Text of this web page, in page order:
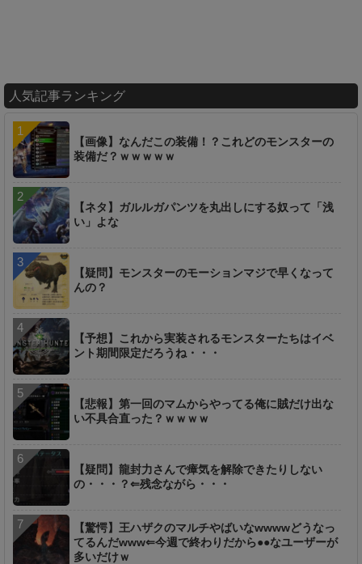
人気記事ランキング
【画像】なんだこの装備！？これどのモンスターの
装備だ？ｗｗｗｗｗ
【ネタ】ガルルガパンツを丸出しにする奴って「浅
い」よな
【疑問】モンスターのモーションマジで早くなって
んの？
【予想】これから実装されるモンスターたちはイベ
ント期間限定だろうね・・・
【悲報】第一回のマムからやってる俺に賊だけ出な
い不具合直った？ｗｗｗｗ
【疑問】龍封力さんで瘴気を解除できたりしない
の・・・？⇐残念ながら・・・
【驚愕】王ハザクのマルチやばいなwwwwどうなっ
てるんだwww⇐今週で終わりだから●●なユーザーが
多いだけｗ